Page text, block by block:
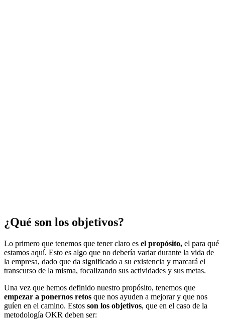
¿Qué son los objetivos?
Lo primero que tenemos que tener claro es el propósito, el para qué
estamos aquí. Esto es algo que no debería variar durante la vida de
la empresa, dado que da significado a su existencia y marcará el
transcurso de la misma, focalizando sus actividades y sus metas.
Una vez que hemos definido nuestro propósito, tenemos que
empezar a ponernos retos que nos ayuden a mejorar y que nos
guíen en el camino. Estos son los objetivos, que en el caso de la
metodología OKR deben ser: